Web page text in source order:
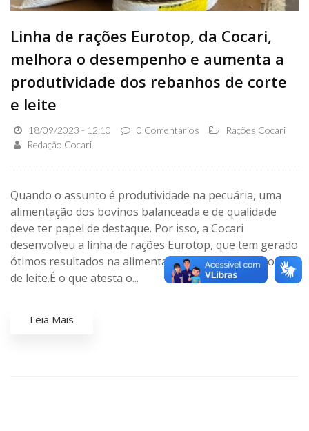
Linha de rações Eurotop, da Cocari,
melhora o desempenho e aumenta a
produtividade dos rebanhos de corte
e leite
18/09/2023 - 12:10 0 Comentários
Rações Cocari
Redação Cocari
Quando o assunto é produtividade na pecuária, uma
alimentação dos bovinos balanceada e de qualidade
deve ter papel de destaque. Por isso, a Cocari
desenvolveu a linha de rações Eurotop, que tem gerado
ótimos resultados na alimentação de bovinos de corte e
de leite.É o que atesta o...
Leia Mais